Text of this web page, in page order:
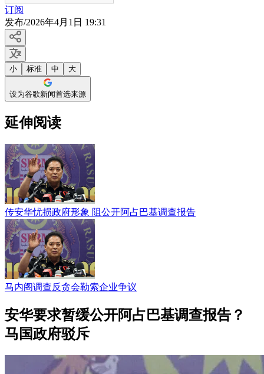
订阅
发布/2026年4月1日 19:31
小 标准 中 大
设为谷歌新闻首选来源
延伸阅读
传安华忧损政府形象 阻公开阿占巴基调查报告
马内阁调查反贪会勒索企业争议
安华要求暂缓公开阿占巴基调查报告？
马国政府驳斥